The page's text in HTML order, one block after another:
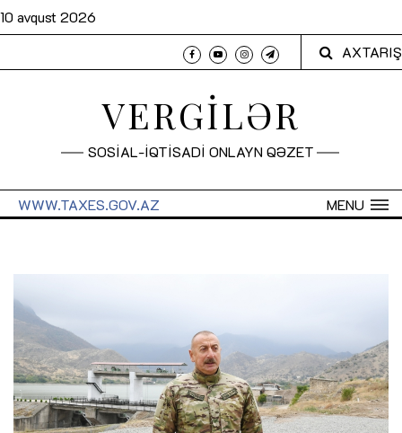
10 avqust 2026
AXTARIŞ
VERGİLƏR
SOSİAL-İQTİSADİ ONLAYN QƏZET
MENU
WWW.TAXES.GOV.AZ